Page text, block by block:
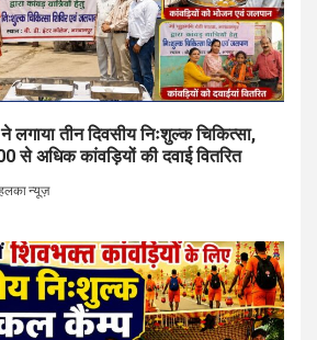
लगाया तीन दिवसीय निःशुल्क चिकित्सा,
से अधिक कांवड़ियों की दवाई वितरित
न्यूज़